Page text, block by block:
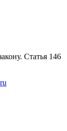
Статья 146